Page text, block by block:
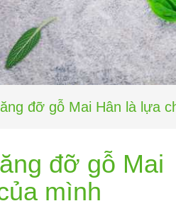
đỡ gỗ Mai Hân là lựa
đỡ gỗ Mai
mình